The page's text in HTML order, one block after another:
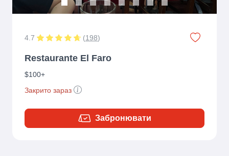
4.7 (198)
Restaurante El Faro
$100+
Закрито зараз
Забронювати